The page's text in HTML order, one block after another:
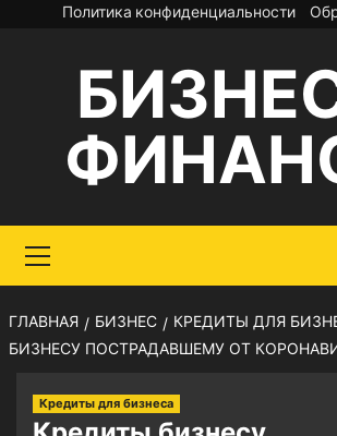
Перейти
содержимому
Политика конфиденциальности
меню
ГЛАВНАЯ БИЗНЕС КРЕДИТЫ ДЛЯ
БИЗНЕСУ ПОСТРАДАВШЕМУ ОТ
Кредиты для бизнеса